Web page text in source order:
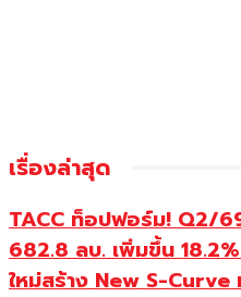
เรื่องล่าสุด
TACC ท็อปฟอร์ม! Q2/
682.8 ลบ. เพิ่มขึ้น
ใหม่สร้าง New S-